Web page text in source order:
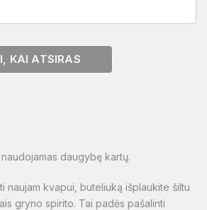
KAI ATSIRAS
daugybę kartų.
naujam kvapui, buteliuką išplaukite šiltu
gryno spirito. Tai padės pašalinti